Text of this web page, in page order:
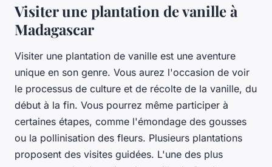
Visiter une plantation de vanille à
Madagascar
Visiter une plantation de vanille est une aventure
unique en son genre. Vous aurez l'occasion de voir
le processus de culture et de récolte de la vanille, du
début à la fin. Vous pourrez même participer à
certaines étapes, comme l'émondage des gousses
ou la pollinisation des fleurs. Plusieurs plantations
proposent des visites guidées. L'une des plus